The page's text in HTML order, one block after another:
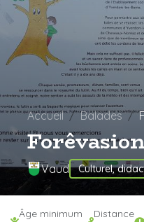
Accueil Balades
Forêvasion
Vaud Culturel,
Âge minimum Distance